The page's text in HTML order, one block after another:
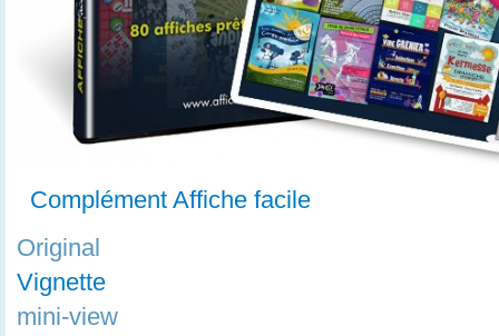
Complément Affiche facile
Original
Vignette
mini-view